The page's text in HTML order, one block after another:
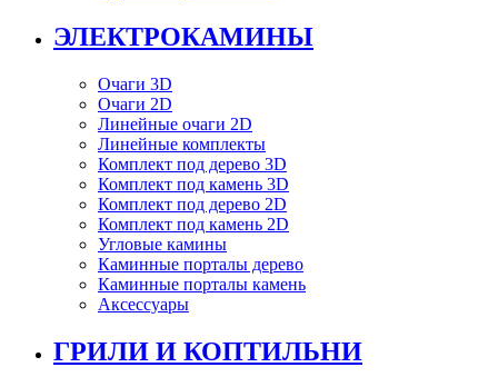
ЭЛЕКТРОКАМИНЫ
Очаги 3D
Очаги 2D
Линейные очаги 2D
Линейные комплекты
Комплект под дерево 3D
Комплект под камень 3D
Комплект под дерево 2D
Комплект под камень 2D
Угловые камины
Каминные порталы дерево
Каминные порталы камень
Аксессуары
ГРИЛИ И КОПТИЛЬНИ